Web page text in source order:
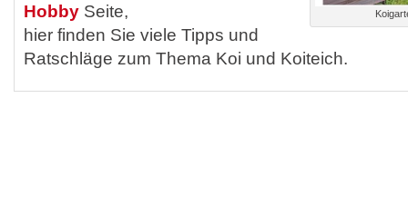
Hobby Seite,
hier finden Sie viele Tipps und
Ratschläge zum Thema Koi und Koiteich.